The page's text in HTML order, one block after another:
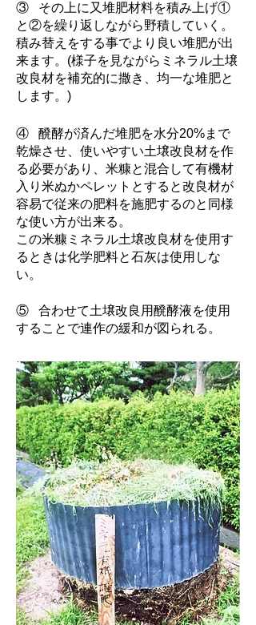
③ その上に又堆肥材料を積み上げ①
と②を繰り返しながら野積していく。
積み替えをする事でより良い堆肥が出
来ます。(様子を見ながらミネラル土壌
改良材を補充的に撒き、均一な堆肥と
します。)
④ 醗酵が済んだ堆肥を水分20%まで
乾燥させ、使いやすい土壌改良材を作
る必要があり、米糠と混合して有機材
入り米ぬかペレットとすると改良材が
容易で従来の肥料を施肥するのと同様
な使い方が出来る。
この米糠ミネラル土壌改良材を使用す
るときは化学肥料と石灰は使用しな
い。
⑤ 合わせて土壌改良用醗酵液を使用
することで連作の緩和が図られる。